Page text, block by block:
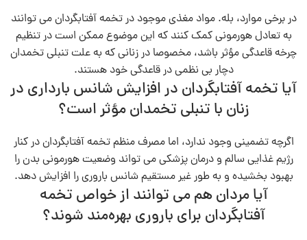
در برخی موارد، بله. مواد مغذی موجود در تخمه آفتابگردان می‌ توانند
به تعادل هورمونی کمک کنند که این موضوع ممکن است در تنظیم
چرخه قاعدگی مؤثر باشد، مخصوصا در زنانی که به علت تنبلی تخمدان
دچار بی‌ نظمی در قاعدگی خود هستند.
آیا تخمه آفتابگردان در افزایش شانس بارداری در
زنان با تنبلی تخمدان مؤثر است؟
اگرچه تضمینی وجود ندارد، اما مصرف منظم تخمه آفتابگردان در کنار
رژیم غذایی سالم و درمان پزشکی می‌ تواند وضعیت هورمونی بدن را
بهبود بخشیده و به طور غیر مستقیم شانس باروری را افزایش دهد.
آیا مردان هم می‌ توانند از خواص تخمه
آفتابگردان برای باروری بهره‌مند شوند؟